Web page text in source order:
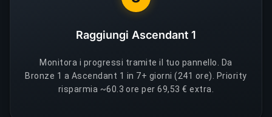
Raggiungi Ascendant 1
Monitora i progressi tramite il tuo pannello. Da
Bronze 1 a Ascendant 1 in 7+ giorni (241 ore). Priority
risparmia ~60.3 ore per 69,53 € extra.